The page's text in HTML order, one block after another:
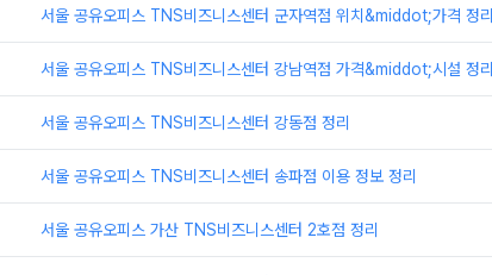
서울 공유오피스 TNS비즈니스센터 군자역점 위치&middot;가격 정리
서울 공유오피스 TNS비즈니스센터 강남역점 가격&middot;시설 정리
서울 공유오피스 TNS비즈니스센터 강동점 정리
서울 공유오피스 TNS비즈니스센터 송파점 이용 정보 정리
서울 공유오피스 가산 TNS비즈니스센터 2호점 정리